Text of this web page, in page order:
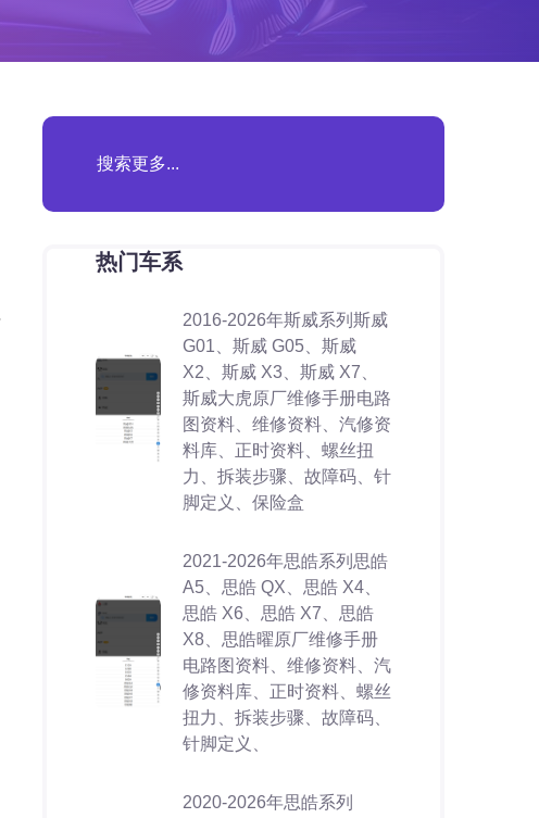
热门车系
2016-2026年斯威系列斯威
G01、斯威 G05、斯威
X2、斯威 X3、斯威 X7、
斯威大虎原厂维修手册电路
图资料、维修资料、汽修资
料库、正时资料、螺丝扭
力、拆装步骤、故障码、针
脚定义、保险盒
2021-2026年思皓系列思皓
A5、思皓 QX、思皓 X4、
思皓 X6、思皓 X7、思皓
X8、思皓曜原厂维修手册
电路图资料、维修资料、汽
修资料库、正时资料、螺丝
扭力、拆装步骤、故障码、
针脚定义、
2020-2026年思皓系列